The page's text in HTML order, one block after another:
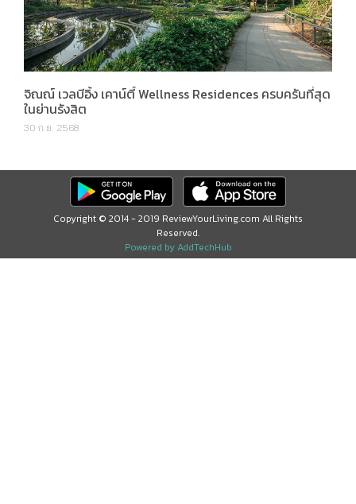
จิณณ์ เวลบีอิ้ง เคาน์ตี้ Wellness Residences ครบครันที่สุด
ในย่านรังสิต
30 ก.ย. 2568
Copyright © 2014 - 2019 ReviewYourLiving.com All Rights
Reserved.
Powered by AddTechHub